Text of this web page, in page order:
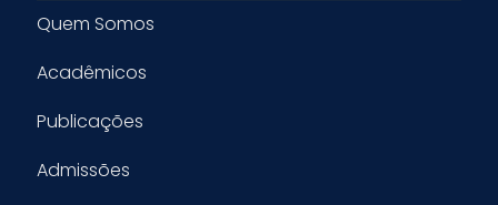
Quem Somos
Acadêmicos
Publicações
Admissões